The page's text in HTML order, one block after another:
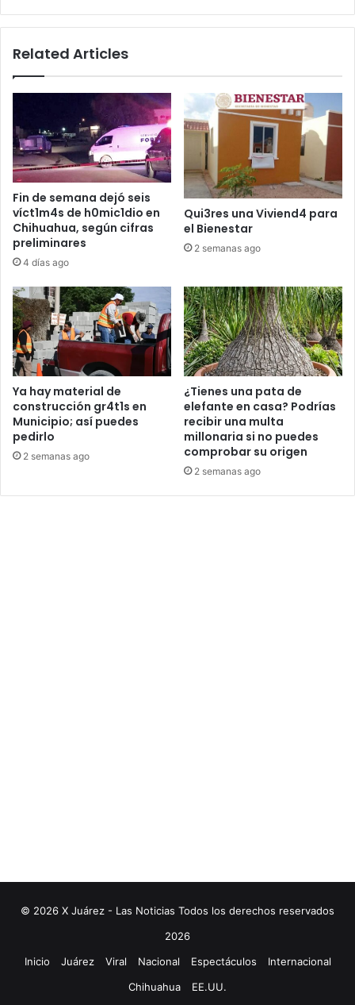
Related Articles
Fin de semana dejó seis
víct1m4s de h0mic1dio en
Chihuahua, según cifras
preliminares
4 días ago
Qui3res una Viviend4 para
el Bienestar
2 semanas ago
Ya hay material de
construcción gr4t1s en
Municipio; así puedes
pedirlo
2 semanas ago
¿Tienes una pata de
elefante en casa? Podrías
recibir una multa
millonaria si no puedes
comprobar su origen
2 semanas ago
© 2026 X Juárez - Las Noticias Todos los derechos reservados
2026
Inicio
Juárez Viral Nacional Espectáculos
Internacional
Chihuahua
EE.UU.